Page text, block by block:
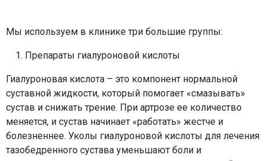
Мы используем в клинике три большие группы:
Препараты гиалуроновой кислоты
Гиалуроновая кислота – это компонент нормальной
суставной жидкости, который помогает «смазывать»
сустав и снижать трение. При артрозе ее количество
меняется, и сустав начинает «работать» жестче и
болезненнее. Уколы гиалуроновой кислоты для лечения
тазобедренного сустава уменьшают боли и